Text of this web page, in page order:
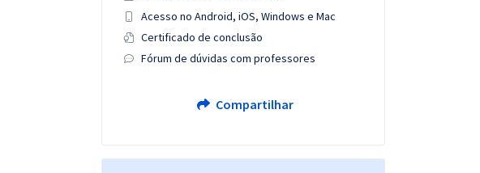
Acesso no Android, iOS, Windows e Mac
Certificado de conclusão
Fórum de dúvidas com professores
Compartilhar